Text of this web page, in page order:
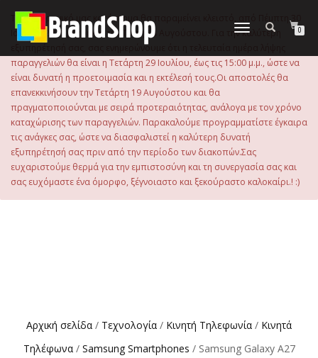
περιεχόμενο
Εναλλαγή
0
Το ηλεκτρονικό μας κατάστημα θα παραμείνει κλειστό, από Πέμπτη 30
Ιουλίου 2026 μέχρι και την Τρίτη 18 Αυγούστου. Για την καλύτερη
εξυπηρέτησή σας, σας ενημερώνουμε ότι η τελευταία ημέρα λήψης
παραγγελιών θα είναι η Τετάρτη 29 Ιουλίου, έως τις 15:00 μ.μ., ώστε να
είναι δυνατή η προετοιμασία και η εκτέλεσή τους.Οι αποστολές θα
επανεκκινήσουν την Τετάρτη 19 Αυγούστου και θα
πραγματοποιούνται με σειρά προτεραιότητας, ανάλογα με τον χρόνο
καταχώρισης των παραγγελιών. Παρακαλούμε προγραμματίστε έγκαιρα
τις ανάγκες σας, ώστε να διασφαλιστεί η καλύτερη δυνατή
εξυπηρέτησή σας πριν από την περίοδο των διακοπών.Σας
ευχαριστούμε θερμά για την εμπιστοσύνη και τη συνεργασία σας και
σας ευχόμαστε ένα όμορφο, ξέγνοιαστο και ξεκούραστο καλοκαίρι.! :)
Αρχική σελίδα / Τεχνολογία / Κινητή Τηλεφωνία / Κινητά
Τηλέφωνα/ Samsung Smartphones / Samsung Galaxy A27